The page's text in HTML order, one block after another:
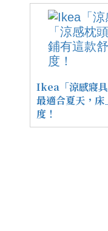
Ikea「涼感寢具
最適合夏天，床
度！